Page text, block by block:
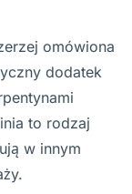
omówiona
dodatek
to rodzaj
w innym